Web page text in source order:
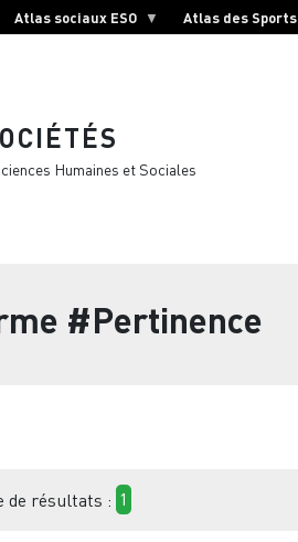
Atlas sociaux ESO Atlas des Sports
Humaines et Sociales
#Pertinence
de résultats : 1